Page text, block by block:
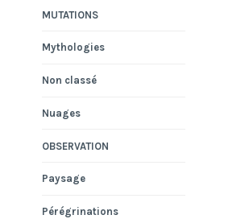
MUTATIONS
Mythologies
Non classé
Nuages
OBSERVATION
Paysage
Pérégrinations